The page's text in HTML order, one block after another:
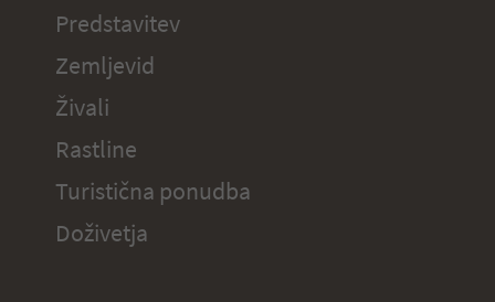
Predstavitev
Zemljevid
Živali
Rastline
Turistična ponudba
Doživetja